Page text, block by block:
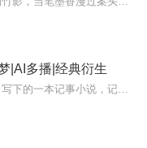
|AI多播|经典衍生